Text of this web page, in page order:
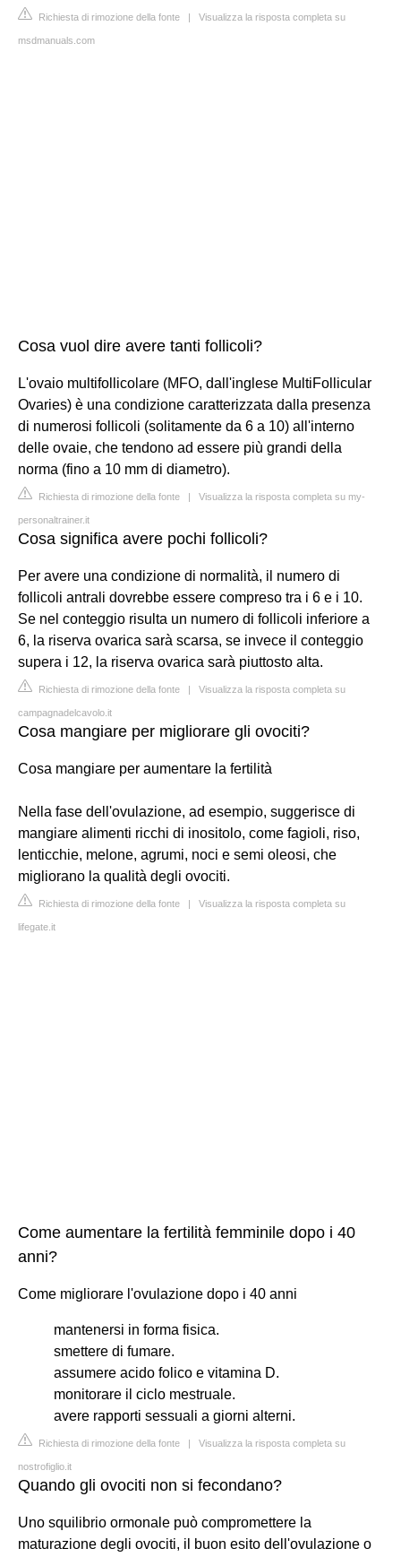
Richiesta di rimozione della fonte | Visualizza la risposta completa su
msdmanuals.com
Cosa vuol dire avere tanti follicoli?
L'ovaio multifollicolare (MFO, dall'inglese MultiFollicular
Ovaries) è una condizione caratterizzata dalla presenza
di numerosi follicoli (solitamente da 6 a 10) all'interno
delle ovaie, che tendono ad essere più grandi della
norma (fino a 10 mm di diametro).
Richiesta di rimozione della fonte | Visualizza la risposta completa su my-
personaltrainer.it
Cosa significa avere pochi follicoli?
Per avere una condizione di normalità, il numero di
follicoli antrali dovrebbe essere compreso tra i 6 e i 10.
Se nel conteggio risulta un numero di follicoli inferiore a
6, la riserva ovarica sarà scarsa, se invece il conteggio
supera i 12, la riserva ovarica sarà piuttosto alta.
Richiesta di rimozione della fonte | Visualizza la risposta completa su
campagnadelcavolo.it
Cosa mangiare per migliorare gli ovociti?
Cosa mangiare per aumentare la fertilità
Nella fase dell'ovulazione, ad esempio, suggerisce di
mangiare alimenti ricchi di inositolo, come fagioli, riso,
lenticchie, melone, agrumi, noci e semi oleosi, che
migliorano la qualità degli ovociti.
Richiesta di rimozione della fonte | Visualizza la risposta completa su
lifegate.it
Come aumentare la fertilità femminile dopo i 40
anni?
Come migliorare l'ovulazione dopo i 40 anni
mantenersi in forma fisica.
smettere di fumare.
assumere acido folico e vitamina D.
monitorare il ciclo mestruale.
avere rapporti sessuali a giorni alterni.
Richiesta di rimozione della fonte | Visualizza la risposta completa su
nostrofiglio.it
Quando gli ovociti non si fecondano?
Uno squilibrio ormonale può compromettere la
maturazione degli ovociti, il buon esito dell'ovulazione o